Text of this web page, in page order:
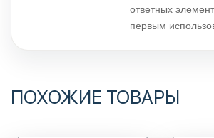
ответных
первым
ПОХОЖИЕ ТОВАРЫ